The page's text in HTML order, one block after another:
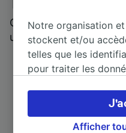
Qui mieux pour parler
utilisent ?
Notre organisation
stockent et/ou
telles que les
pour traiter les
préférences,
droit d’opposition à
cliquant ci-dessous
Afficher